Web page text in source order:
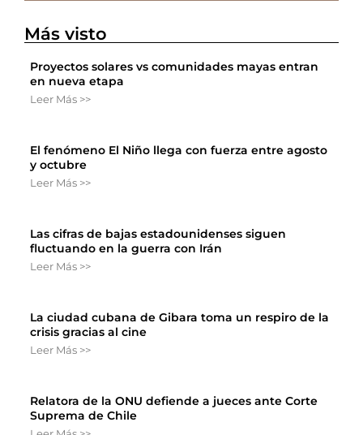
Más visto
Proyectos solares vs comunidades mayas entran
en nueva etapa
Leer Más >>
El fenómeno El Niño llega con fuerza entre agosto
y octubre
Leer Más >>
Las cifras de bajas estadounidenses siguen
fluctuando en la guerra con Irán
Leer Más >>
La ciudad cubana de Gibara toma un respiro de la
crisis gracias al cine
Leer Más >>
Relatora de la ONU defiende a jueces ante Corte
Suprema de Chile